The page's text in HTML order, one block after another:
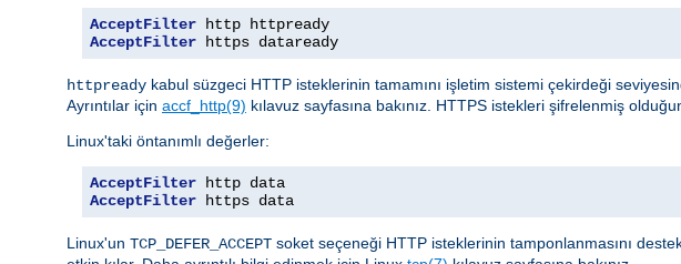
AcceptFilter
AcceptFilter https dataready
httpready kabul süzgeci HTTP isteklerinin tamamını işletim sistemi çekirdeği
Ayrıntılar için accf_http(9) kılavuz sayfasına bakınız. HTTPS istekleri şifrelenmiş
Linux'taki öntanımlı değerler:
AcceptFilter
AcceptFilter https data
Linux'un TCP_DEFER_ACCEPT soket seçeneği HTTP isteklerinin tamponlanmasını